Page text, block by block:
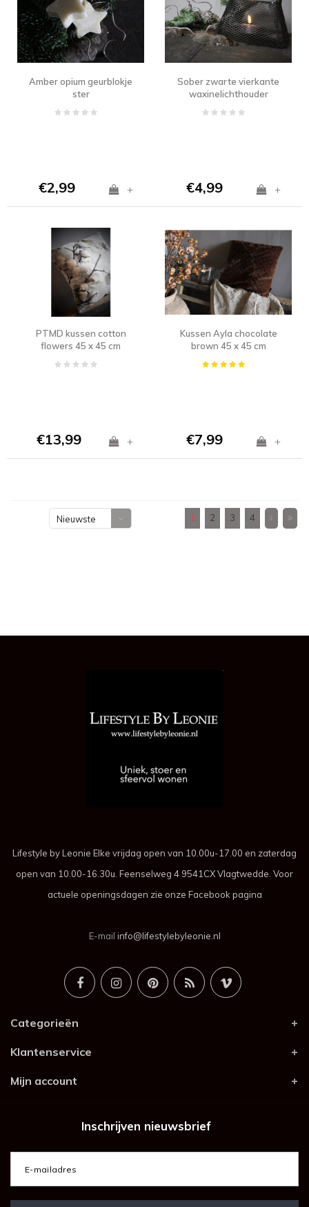
Amber opium geurblokje
ster
€2,99 +
Sober zwarte vierkante
waxinelichthouder
€4,99 +
PTMD kussen cotton
flowers 45 x 45 cm
€13,99 +
Kussen Ayla chocolate
brown 45 x 45 cm
€7,99 +
Nieuwste
1 2 3 4
Lifestyle by Leonie Elke vrijdag open van 10.00u-17.00 en zaterdag
open van 10.00-16.30u. Feenselweg 4 9541CX Vlagtwedde. Voor
actuele openingsdagen zie onze Facebook pagina
E-mail info@lifestylebyleonie.nl
Categorieën
Klantenservice
Mijn account
Inschrijven nieuwsbrief